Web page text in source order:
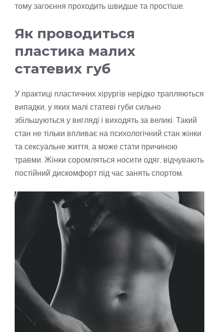
тому загоєння проходить швидше та простіше.
Як проводиться
пластика малих
статевих губ
У практиці пластичних хірургів нерідко трапляються
випадки, у яких малі статеві губи сильно
збільшуються у вигляді і виходять за великі. Такий
стан не тільки впливає на психологічний стан жінки
та сексуальне життя, а може стати причиною
травми. Жінки соромляться носити одяг, відчувають
постійний дискомфорт під час занять спортом.